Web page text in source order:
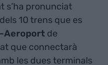
s’ha pronunciat
10 trens que es
Aeroport de
que connectarà
les dues terminals